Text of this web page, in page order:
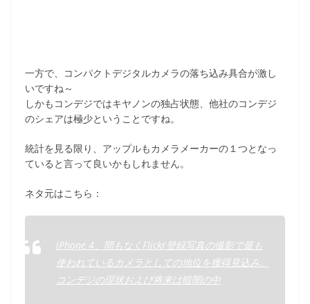
一方で、コンパクトデジタルカメラの落ち込み具合が激し
いですね～
しかもコンデジではキヤノンの独占状態、他社のコンデジ
のシェアは極少ということですね。
統計を見る限り、アップルもカメラメーカーの１つとなっ
ていると言って良いかもしれません。
ネタ元はこちら：
iPhone 4、間もなくFlickr登録写真の撮影で最も
使われているカメラとしての地位を獲得見込み。
コンデジの現状および将来は暗闇の中